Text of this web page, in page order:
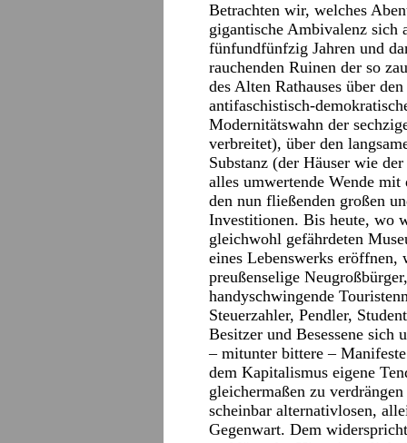
Betrachten wir, welches
gigantische Ambivalenz sich
fünfundfünfzig Jahren und
rauchenden Ruinen der so
des Alten Rathauses über
antifaschistisch-
Modernitätswahn der
verbreitet), über den
Substanz (der Häuser wie
alles umwertende Wende
den nun fließenden großen
Investitionen. Bis heute, wo
gleichwohl gefährdeten
eines Lebenswerks eröffnen,
preußenselige
handyschwingende
Steuerzahler, Pendler,
Besitzer und Besessene sich
– mitunter bittere –
dem Kapitalismus eigene
gleichermaßen zu
scheinbar alternativlosen,
Gegenwart. Dem